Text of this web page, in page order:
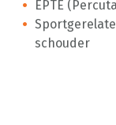
EPTE
schouder